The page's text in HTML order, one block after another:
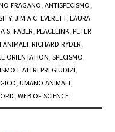
FRAGANO, ANTISPECISMO,
,JIM A.C. EVERETT,LAURA
S. FABER,PEACELINK,PETER
ANIMALI,RICHARD RYDER,
ORIENTATION,SPECISMO,
E ALTRI PREGIUDIZI,
,UMANO ANIMALI,
,WEB OF SCIENCE